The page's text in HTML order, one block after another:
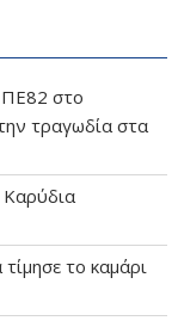
στο
τραγωδία στα
Καρύδια
το καμάρι